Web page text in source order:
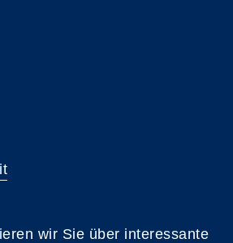
wir Sie über interessante